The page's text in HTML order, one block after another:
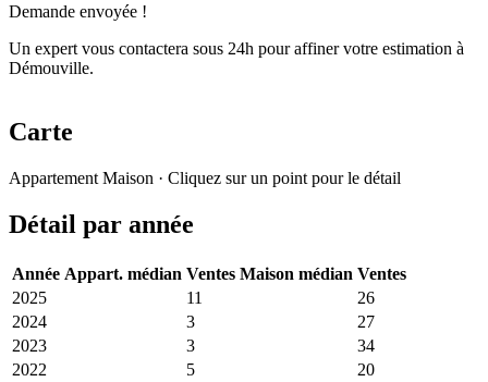
Demande envoyée !
Un expert vous contactera sous 24h pour affiner votre estimation à
Démouville.
Carte
−
Appartement Maison · Cliquez sur un point pour le détail
Détail par année
Année Appart. médian Ventes Maison médian Ventes
2025
11
26
2024
3
27
2023
3
34
2022
5
20